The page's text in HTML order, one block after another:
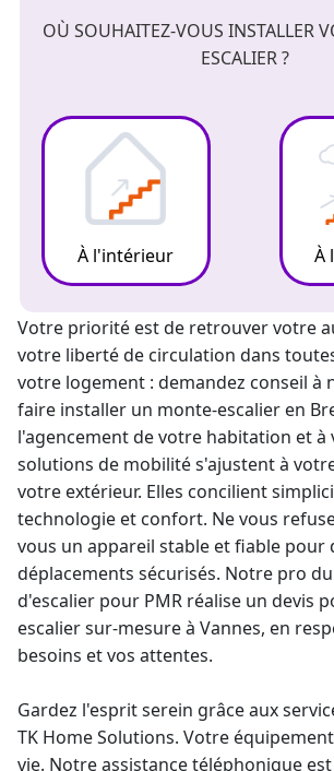
OÙ SOUHAITEZ-VOUS INSTALLER
ESCALIER ?
À l'intérieur À
Votre priorité est de retrouver votre
votre liberté de circulation dans
votre logement : demandez conseil à
faire installer un monte-escalier en
l'agencement de votre habitation et à
solutions de mobilité s'ajustent à
votre extérieur. Elles concilient
technologie et confort. Ne vous
vous un appareil stable et fiable pour
déplacements sécurisés. Notre pro
d'escalier pour PMR réalise un devis
escaliersur-mesure à Vannes, en
besoins et vos attentes.
Gardez l'esprit serein grâce aux
TK Home Solutions. Votre
vie. Notre assistance téléphonique